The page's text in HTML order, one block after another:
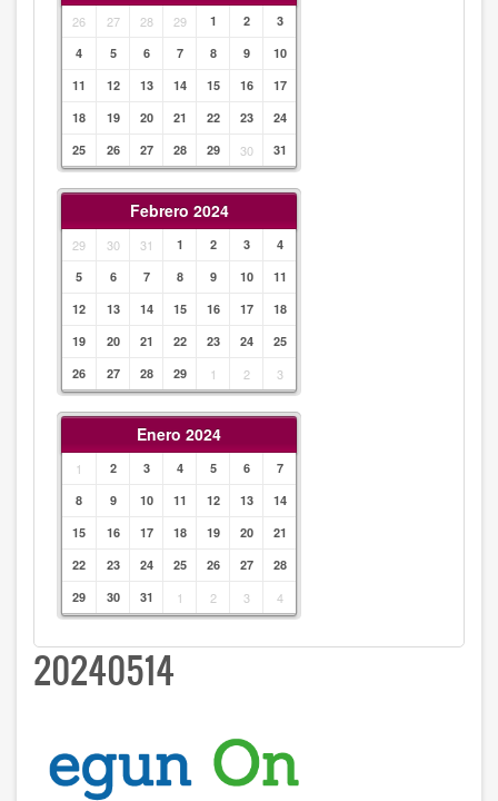
26 27 28 29 1 2
3
4
5 6 7 8 9
10
11
12 13 14 15 16
17
18
19 20 21 22 23
24
25
26 27 28 29 30 31
Febrero 2024
29 30 31 1 2 3
4
5
6 7 8 9 10
11
12
13 14 15 16 17
18
19
20 21 22 23 24
25
26
27 28 29 1 2 3
Enero 2024
1 2 3 4 5 6
7
8
9 10 11 12 13
14
15
16 17 18 19 20
21
22
23 24 25 26 27
28
29
30 31 1 2 3 4
20240514